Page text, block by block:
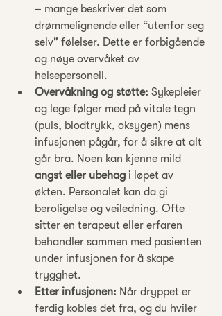
– mange beskriver det som
drømmelignende eller “utenfor seg
selv” følelser. Dette er forbigående
og nøye overvåket av
helsepersonell.
Overvåkning og støtte: Sykepleier
og lege følger med på vitale tegn
(puls, blodtrykk, oksygen) mens
infusjonen pågår, for å sikre at alt
går bra. Noen kan kjenne mild
angst eller ubehag i løpet av
økten. Personalet kan da gi
beroligelse og veiledning. Ofte
sitter en terapeut eller erfaren
behandler sammen med pasienten
under infusjonen for å skape
trygghet.
Etter infusjonen: Når dryppet er
ferdig kobles det fra, og du hviler